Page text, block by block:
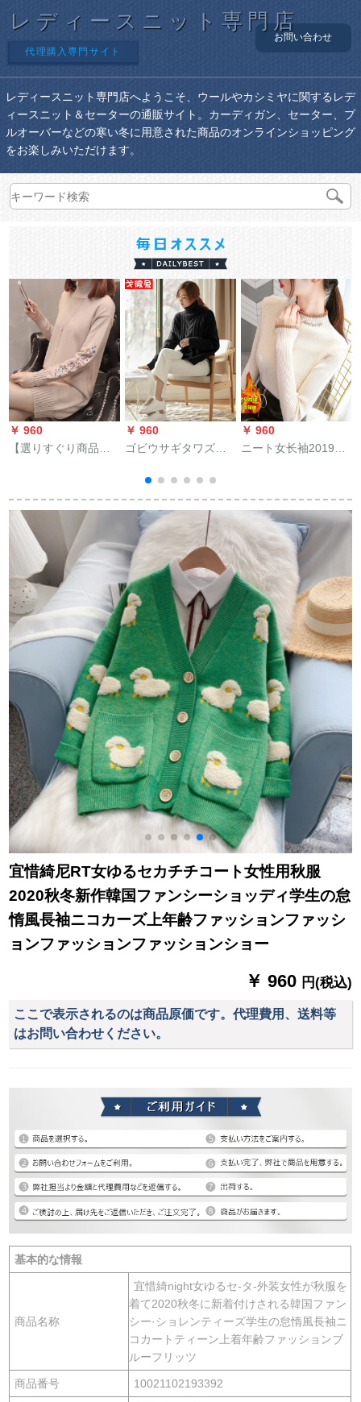
レディースニット専門店
代理購入専門サイト
お問い合わせ
レディースニット専門店へようこそ、ウールやカシミヤに関するレデ
ィースニット＆セーターの通販サイト。カーディガン、セーター、プ
ルオーバーなどの寒い冬に用意された商品のオンラインショッピング
をお楽しみいただけます。
￥ 960
【選りすぐり商品】
国フルーチョン（90-
135斤で履ける）
￥ 960
ゴビウサギタワズ
目のサズ韓国ファッ
ショ毛糸衣の外にイ
ナの上に大きな目の
サズ保温
￥ 960
ニート女长袖2019イ
厚内配ニトリファン
シー
宜惜綺尼RT女ゆるセカチチコート女性用秋服
2020秋冬新作韓国ファンシーショッディ学生の怠
惰風長袖ニコカーズ上年齢ファッションファッシ
ョンファッションファッションショー
￥ 960 円(税込)
ここで表示されるのは商品原価です。代理費用、送料等
はお問い合わせください。
基本的な情報
商品名称
宜惜綺night女ゆるセ-タ-外装女性が秋服を
着て2020秋冬に新着付けされる韓国ファン
シー·ショレンティーズ学生の怠惰風長袖ニ
コカートティーン上着年齢ファッションブ
ルーフリッツ
商品番号 10021102193392